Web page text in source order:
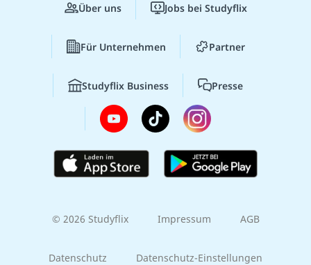
Über uns Jobs bei Studyflix
Für Unternehmen Partner
Studyflix Business Presse
© 2026 Studyflix Impressum AGB
Datenschutz Datenschutz-Einstellungen